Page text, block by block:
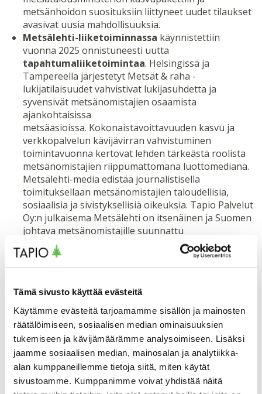
Tämä sivusto käyttää evästeitä
Käytämme evästeitä tarjoamamme sisällön ja mainosten
räätälöimiseen, sosiaalisen median ominaisuuksien
tukemiseen ja kävijämäärämme analysoimiseen. Lisäksi
jaamme sosiaalisen median, mainosalan ja analytiikka-
alan kumppaneillemme tietoja siitä, miten käytät
sivustoamme. Kumppanimme voivat yhdistää näitä
metsänhoidon suosituksiin liittyneet uudet tilaukset
avasivat uusia mahdollisuuksia.
Metsälehti-liiketoiminnassa käynnistettiin
vuonna 2025 onnistuneesti uutta
tapahtumaliiketoimintaa. Helsingissä ja
Tampereella järjestetyt Metsät & raha -
lukijatilaisuudet vahvistivat lukijasuhdetta ja
syvensivät metsänomistajien osaamista
ajankohtaisissa
metsäasioissa. Kokonaistavoittavuuden kasvu ja
verkkopalvelun kävijävirran vahvistuminen
toimintavuonna kertovat lehden tärkeästä roolista
metsänomistajien riippumattomana luottomediana.
Metsälehti-media edistää journalistisella
toimituksellaan metsänomistajien taloudellisia,
sosiaalisia ja sivistyksellisiä oikeuksia. Tapio Palvelut
Oy:n julkaisema Metsälehti on itsenäinen ja Suomen
johtava metsänomistajille suunnattu
ajankohtaislehti ja verkkopalvelu.
Tapio-konsernilla oli toimintavuonna myös
monipuolistatapahtumatuotantoa ja
Metsäntuntijat-webinaareissa ja podcast-jaksoissa.
Niissä keskusteltiin monipuolisesti vastuullisuuden
kehittämisen teemoista.
Vastuullisuusraportit
Tutustu vastuullisuusraporttimme ja lue lisää siitä,